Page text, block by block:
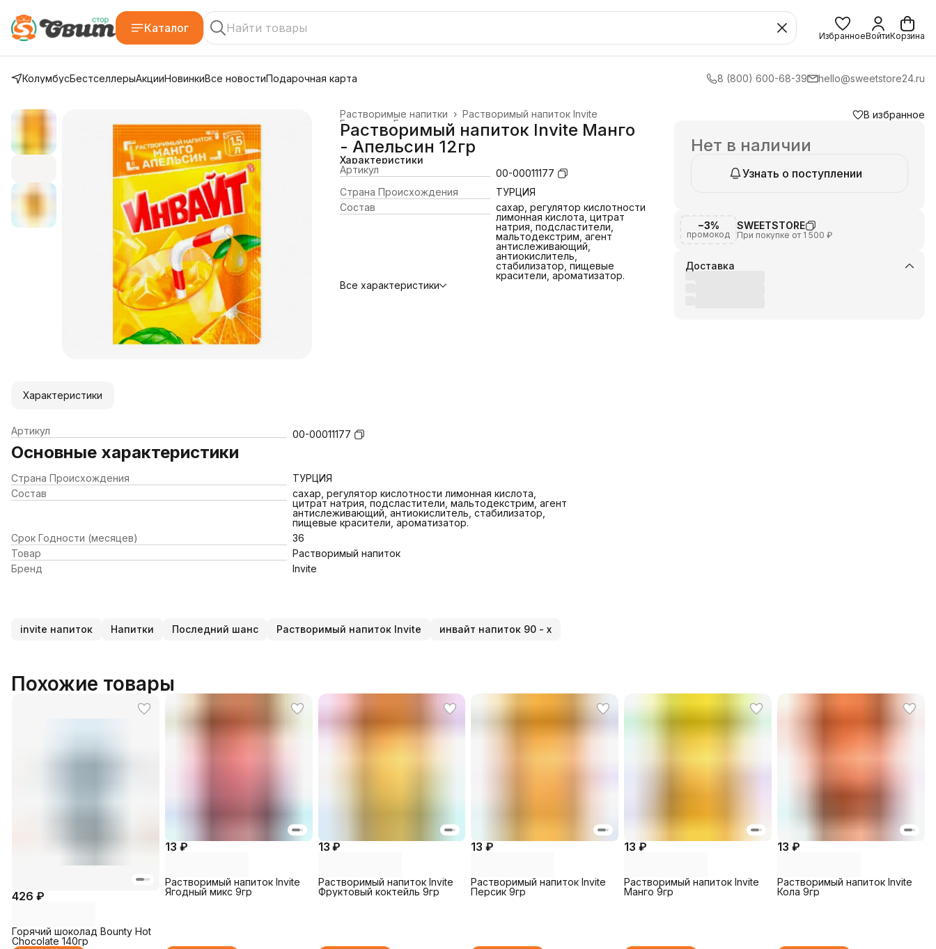
Каталог
ИзбранноеВойтиКорзина
КолумбусБестселлерыАкцииНовинкиВсе новостиПодарочная карта 8 (800) 600-68-39 hello@sweetstore24.ru
Растворимый напиток Invite
Растворимые напитки ›
Газированные напитки
Главная
Растворимый напиток Invite Манго
- Апельсин 12гр
Характеристики
Артикул
00-00011177
Страна Происхождения
ТУРЦИЯ
Состав
сахар, регулятор кислотности
лимонная кислота, цитрат
натрия, подсластители,
мальтодекстрим, агент
антислеживающий,
антиокислитель,
стабилизатор, пищевые
красители, ароматизатор.
Все характеристики
В избранное
Нет в наличии
Узнать о поступлении
−3%
промокод
SWEETSTORE
При покупке от 1 500 ₽
Доставка
Характеристики
Артикул 00-00011177
Основные характеристики
Страна Происхождения
ТУРЦИЯ
Состав
сахар, регулятор кислотности лимонная кислота,
цитрат натрия, подсластители, мальтодекстрим, агент
антислеживающий, антиокислитель, стабилизатор,
пищевые красители, ароматизатор.
Срок Годности (месяцев)
36
Товар
Растворимый напиток
Бренд
Invite
invite напиток Напитки Последний шанс Растворимый напиток Invite инвайт напиток 90 - х
Похожие товары
426 ₽
Горячий шоколад Bounty Hot
Chocolate 140гр
13 ₽
Растворимый напиток Invite
Ягодный микс 9гр
13 ₽
Растворимый напиток Invite
Фруктовый коктейль 9гр
13 ₽
Растворимый напиток Invite
Персик 9гр
13 ₽
Растворимый напиток Invite
Манго 9гр
13 ₽
Растворимый напиток Invite
Кола 9гр